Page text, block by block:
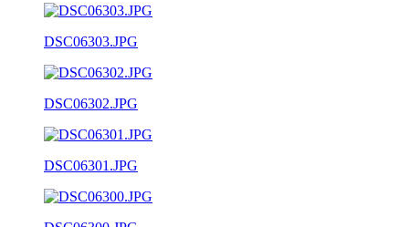
DSC06303.JPG
DSC06302.JPG
DSC06301.JPG